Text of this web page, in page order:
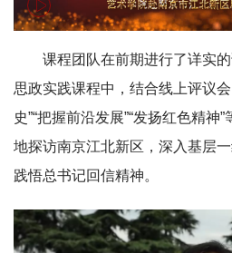
课程团队在前期进行了详实
思政实践课程中，结合线上评议
史”“把握前沿发展”“发扬红色精神
地探访南京江北新区，深入基层
践悟总书记回信精神。